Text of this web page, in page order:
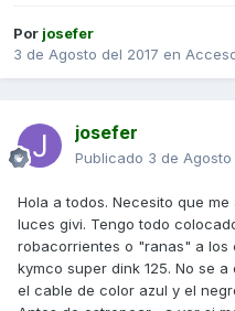
Por josefer
3 de Agosto del 2017 en
josefer
Publicado 3 de Agosto
Hola a todos. Necesito que
luces givi. Tengo todo
robacorrientes o "ranas" a los
kymco super dink 125. No se
el cable de color azul y el